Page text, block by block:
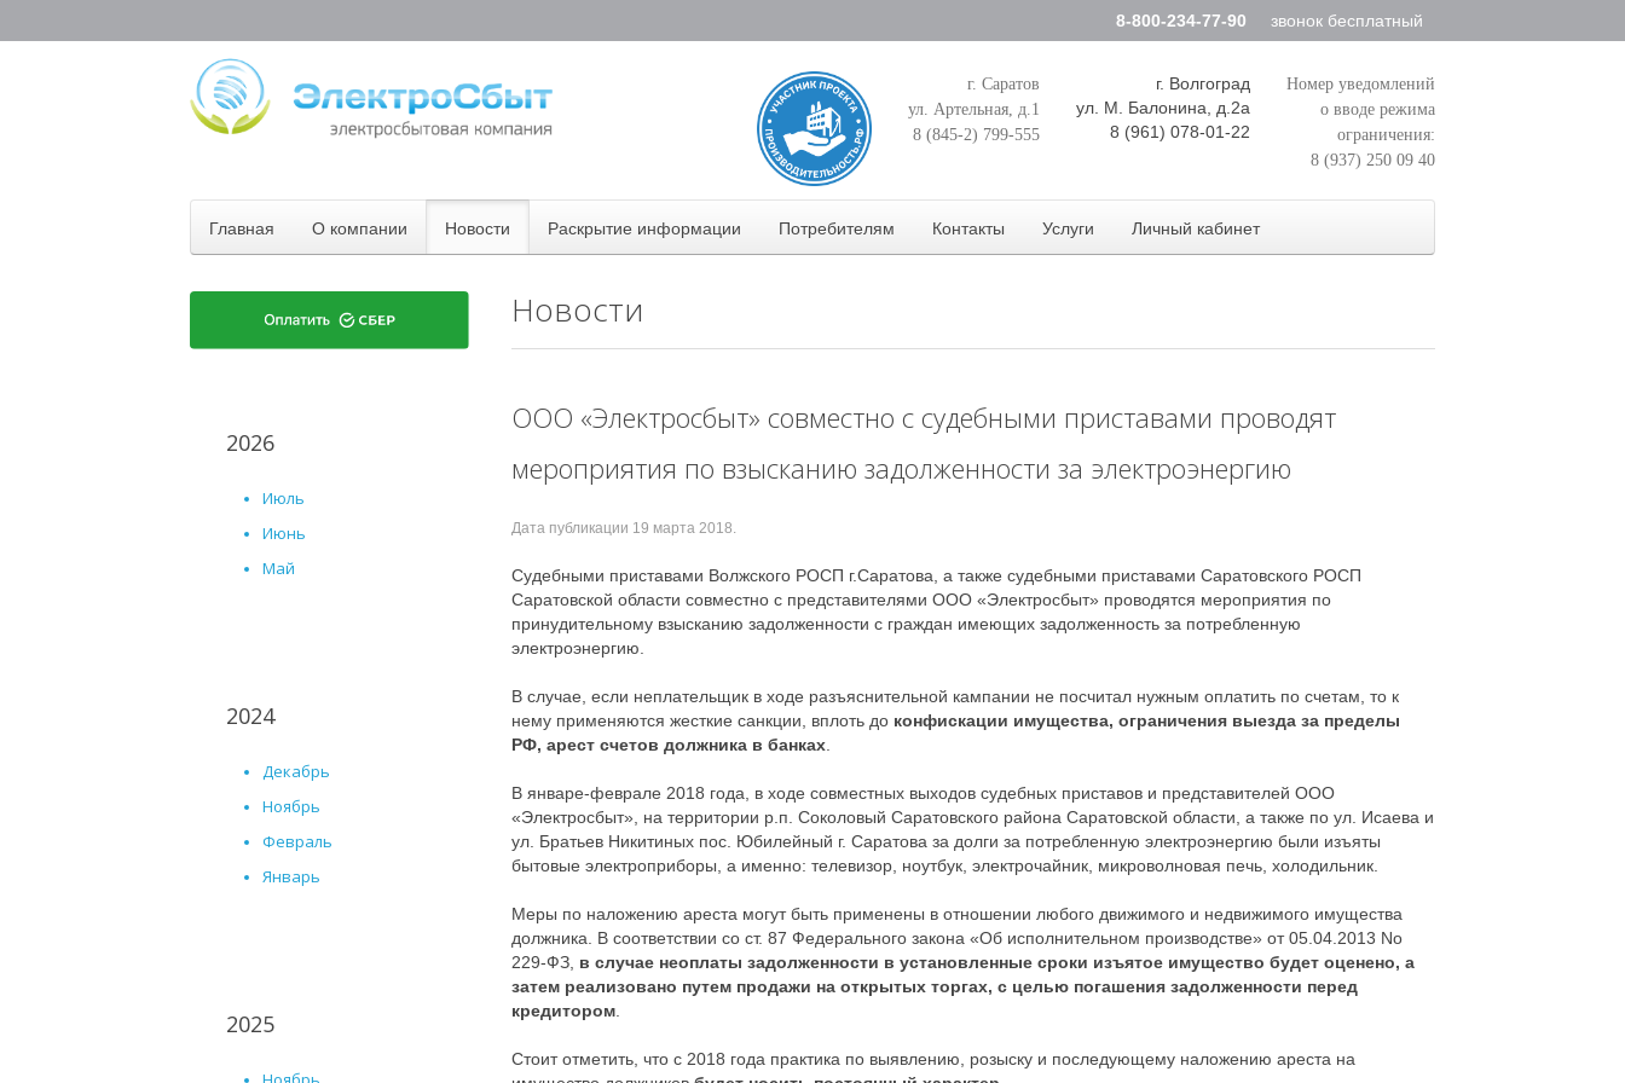
8-800-234-77-90 звонок бесплатный
Номер уведомлений
о вводе режима
ограничения:
8 (937) 250 09 40
г. Волгоград
ул. М. Балонина, д.2а
8 (961) 078-01-22
г. Саратов
ул. Артельная, д.1
8 (845-2) 799-555
Главная О компании Новости Раскрытие информации Потребителям Контакты Услуги Личный кабинет
Новости
ООО «Электросбыт» совместно с судебными приставами проводят
мероприятия по взысканию задолженности за электроэнергию
Дата публикации 19 марта 2018.
Судебными приставами Волжского РОСП г.Саратова, а также судебными приставами Саратовского РОСП
Саратовской области совместно с представителями ООО «Электросбыт» проводятся мероприятия по
принудительному взысканию задолженности с граждан имеющих задолженность за потребленную
электроэнергию.
В случае, если неплательщик в ходе разъяснительной кампании не посчитал нужным оплатить по счетам, то к
нему применяются жесткие санкции, вплоть до конфискации имущества, ограничения выезда за пределы
РФ, арест счетов должника в банках
В январе-феврале 2018 года, в ходе совместных выходов судебных приставов и представителей ООО
«Электросбыт», на территории р.п. Соколовый Саратовского района Саратовской области, а также по ул. Исаева и
ул. Братьев Никитиных пос. Юбилейный г. Саратова за долги за потребленную электроэнергию были изъяты
бытовые электроприборы, а именно: телевизор, ноутбук, электрочайник, микроволновая печь, холодильник.
Меры по наложению ареста могут быть применены в отношении любого движимого и недвижимого имущества
должника. В соответствии со ст. 87 Федерального закона «Об исполнительном производстве» от 05.04.2013 No
229-ФЗ, в случае неоплаты задолженности в установленные сроки изъятое имущество будет оценено, а
затем реализовано путем продажи на открытых торгах, с целью погашения задолженности перед
кредитором
Стоит отметить, что с 2018 года практика по выявлению, розыску и последующему наложению ареста на
2026
Июль
Июнь
Май
2024
Декабрь
Ноябрь
Февраль
Январь
2025